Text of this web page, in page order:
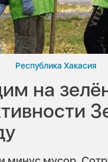
Республика Хакасия
на